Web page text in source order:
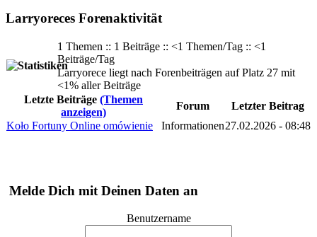
Larryoreces Forenaktivität
1 Themen :: 1 Beiträge :: <1 Themen/Tag :: <1
Beiträge/Tag
Larryorece liegt nach Forenbeiträgen auf Platz 27 mit
<1% aller Beiträge
Letzte Beiträge (Themen
anzeigen)
Forum
Letzter Beitrag
Koło Fortuny Online omówienie
Informationen27.02.2026 - 08:48
Melde Dich mit Deinen Daten an
Benutzername